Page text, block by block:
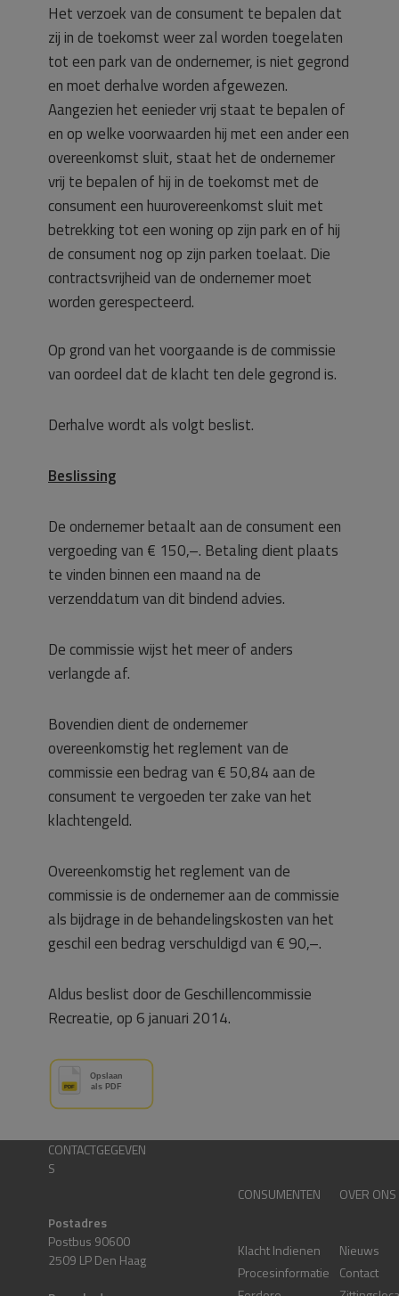
Het verzoek van de consument te bepalen dat
zij in de toekomst weer zal worden toegelaten
tot een park van de ondernemer, is niet gegrond
en moet derhalve worden afgewezen.
Aangezien het eenieder vrij staat te bepalen of
en op welke voorwaarden hij met een ander een
overeenkomst sluit, staat het de ondernemer
vrij te bepalen of hij in de toekomst met de
consument een huurovereenkomst sluit met
betrekking tot een woning op zijn park en of hij
de consument nog op zijn parken toelaat. Die
contractsvrijheid van de ondernemer moet
worden gerespecteerd.
Op grond van het voorgaande is de commissie
van oordeel dat de klacht ten dele gegrond is.
Derhalve wordt als volgt beslist.
Beslissing
De ondernemer betaalt aan de consument een
vergoeding van € 150,–. Betaling dient plaats
te vinden binnen een maand na de
verzenddatum van dit bindend advies.
De commissie wijst het meer of anders
verlangde af.
Bovendien dient de ondernemer
overeenkomstig het reglement van de
commissie een bedrag van € 50,84 aan de
consument te vergoeden ter zake van het
klachtengeld.
Overeenkomstig het reglement van de
commissie is de ondernemer aan de commissie
als bijdrage in de behandelingskosten van het
geschil een bedrag verschuldigd van € 90,–.
Aldus beslist door de Geschillencommissie
Recreatie, op 6 januari 2014.
CONTACTGEGEVEN
S
Postadres
Postbus 90600
2509 LP Den Haag
CONSUMENTEN
Klacht Indienen
Procesinformatie
OVER ONS
Nieuws
Contact